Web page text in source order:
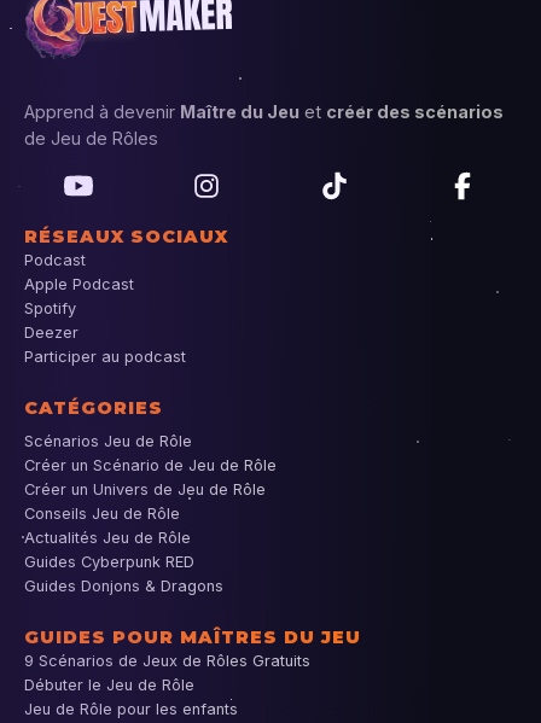
Apprend à devenir Maître du Jeu et créer des scénarios
de Jeu de Rôles
RÉSEAUX SOCIAUX
Podcast
Apple Podcast
Spotify
Deezer
Participer au podcast
CATÉGORIES
Scénarios Jeu de Rôle
Créer un Scénario de Jeu de Rôle
Créer un Univers de Jeu de Rôle
Conseils Jeu de Rôle
Actualités Jeu de Rôle
Guides Cyberpunk RED
Guides Donjons & Dragons
GUIDES POUR MAÎTRES DU JEU
9 Scénarios de Jeux de Rôles Gratuits
Débuter le Jeu de Rôle
Jeu de Rôle pour les enfants